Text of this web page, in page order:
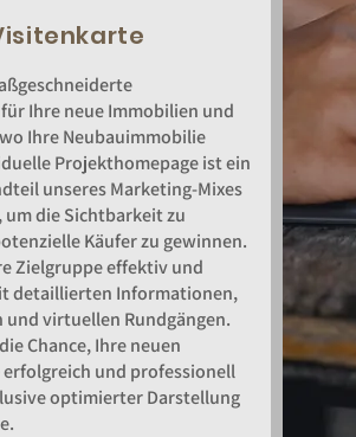
Ihre neue Immobilien und
Ihre Neubauimmobilie
Projekthomepage ist ein
unseres Marketing-Mixes
die Sichtbarkeit zu
Käufer zu gewinnen.
Zielgruppe effektiv und
detaillierten Informationen,
virtuellen Rundgängen.
Chance, Ihre neuen
und professionell
optimierter Darstellung